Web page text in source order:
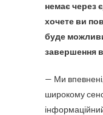
немає через
хочете ви
буде
завершення
— Ми
широкому